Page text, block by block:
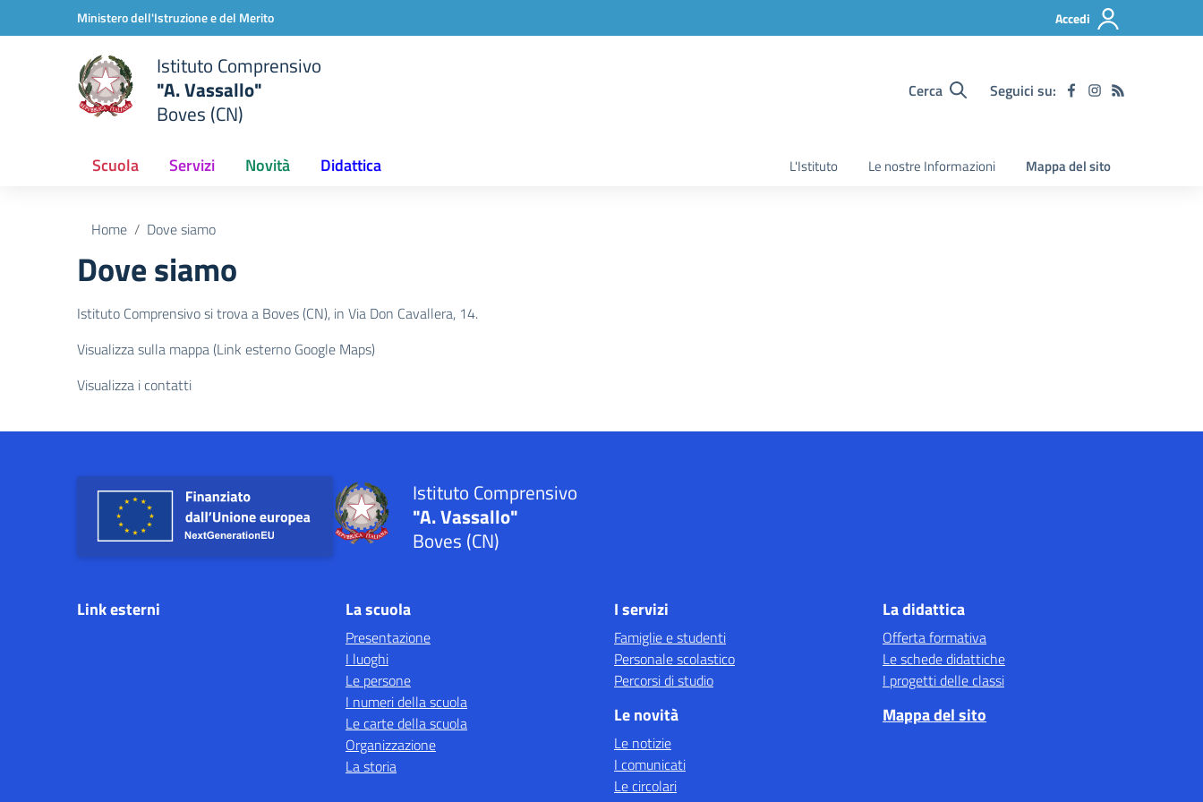
Vai ai contenuti
Vai al menu di navigazioneMinistero dell'Istruzione e del Merito Accedi
Istituto Comprensivo
"A. Vassallo"
Boves (CN)
Cerca Seguici su:
Scuola Servizi Novità Didattica L'Istituto Le nostre Informazioni Mappa del sito
Home Dove siamo
Dove siamo
Istituto Comprensivo si trova a Boves (CN), in Via Don Cavallera, 14.
Visualizza sulla mappa (Link esterno Google Maps)
Visualizza i contatti
Istituto Comprensivo
"A. Vassallo"
Boves (CN)
Link esterni La scuola
Presentazione
I luoghi
Le persone
I numeri della scuola
Le carte della scuola
Organizzazione
La storia
I servizi
Famiglie e studenti
Personale scolastico
Percorsi di studio
Le novità
Le notizie
I comunicati
Le circolari
La didattica
Offerta formativa
Le schede didattiche
I progetti delle classi
Mappa del sito